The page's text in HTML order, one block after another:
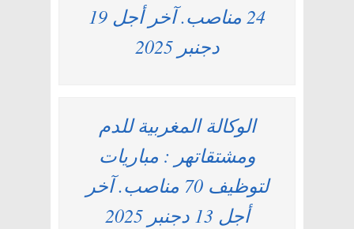
24 مناصب. آخر أجل 19
دجنبر 2025
الوكالة المغربية للدم
ومشتقاتهر : مباريات
لتوظيف 70 مناصب. آخر
أجل 13 دجنبر 2025